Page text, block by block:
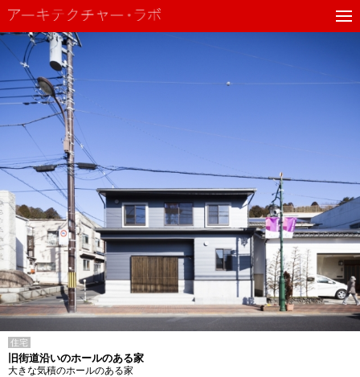
住宅
旧街道沿いのホールのある家
大きな気積のホールのある家